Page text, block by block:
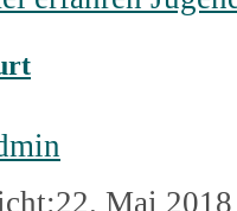
22. Mai 2018